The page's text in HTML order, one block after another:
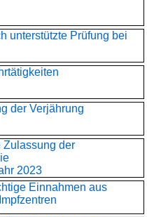
unterstützte Prüfung bei
der Verjährung
Zulassung der
2023
Einnahmen aus